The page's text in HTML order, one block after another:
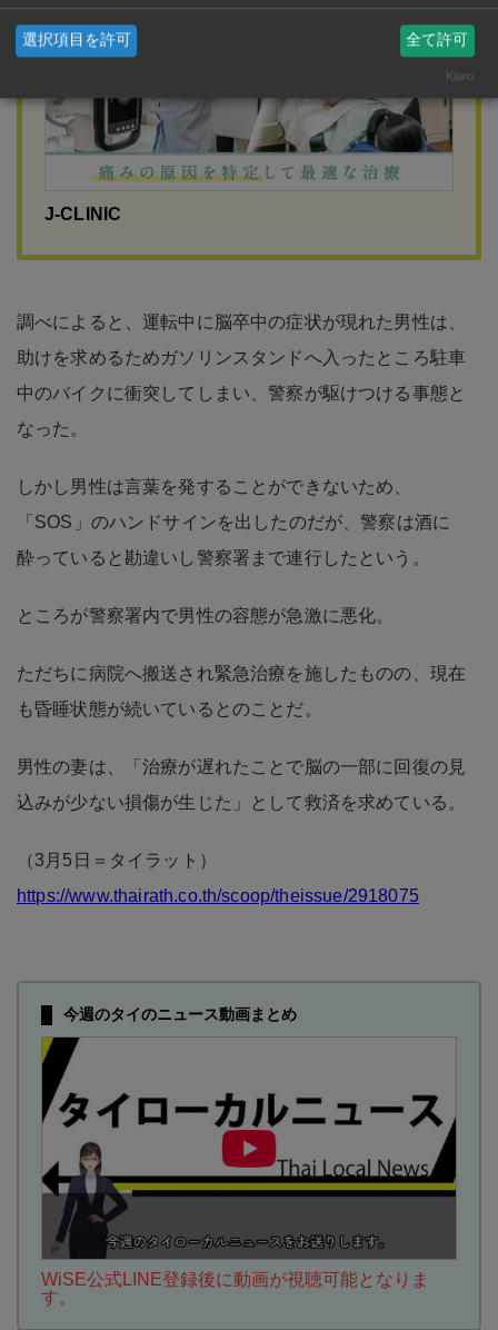
J-CLINIC
調べによると、運転中に脳卒中の症状が現れた男性は、
助けを求めるためガソリンスタンドへ入ったところ駐車
中のバイクに衝突してしまい、警察が駆けつける事態と
なった。
しかし男性は言葉を発することができないため、
「SOS」のハンドサインを出したのだが、警察は酒に
酔っていると勘違いし警察署まで連行したという。
ところが警察署内で男性の容態が急激に悪化。
ただちに病院へ搬送され緊急治療を施したものの、現在
も昏睡状態が続いているとのことだ。
男性の妻は、「治療が遅れたことで脳の一部に回復の見
込みが少ない損傷が生じた」として救済を求めている。
（3月5日＝タイラット）
https://www.thairath.co.th/scoop/theissue/2918075
今週のタイのニュース動画まとめ
WiSE公式LINE登録後に動画が視聴可能となりま
す。
選択項目を許可 全て許可
Klaro